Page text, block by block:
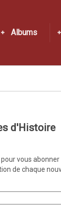
Albums
d'Histoire
vous abonner
de chaque